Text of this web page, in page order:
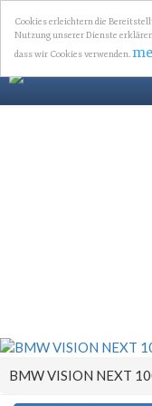
Cookies erleichtern die
Nutzung unserer Dienste
dass wir Cookies verwenden.
BMW VISION NEXT